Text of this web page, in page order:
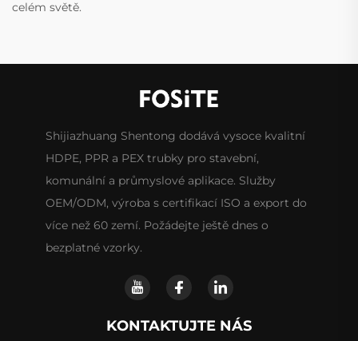
celém světě.
Shijiazhuang Shentong dodává vysoce kvalitní
HDPE, PPR a PEX trubky pro stavební,
komunální a průmyslové aplikace. Služby
OEM/ODM, výroba s certifikací ISO a export do
více než 60 zemí. Požádejte ještě dnes o
bezplatné vzorky.
KONTAKTUJTE NÁS